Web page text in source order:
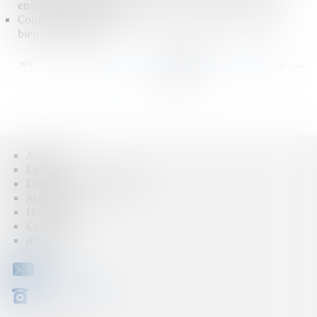
entre époux | SOS conso
Confusion des peines : l’espace pénal européen existe
bien | Lextenso.fr
<<
...
Accueil
Articles